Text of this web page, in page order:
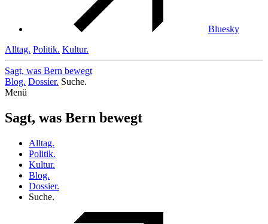
Bluesky
Alltag. Politik. Kultur.
Sagt, was Bern bewegt
Blog. Dossier. Suche.
Menü
Sagt, was Bern bewegt
Alltag.
Politik.
Kultur.
Blog.
Dossier.
Suche.